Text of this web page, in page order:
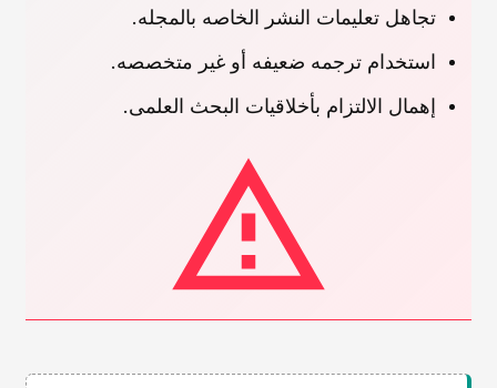
تجاهل تعلیمات النشر الخاصه بالمجله.
استخدام ترجمه ضعیفه أو غیر متخصصه.
إهمال الالتزام بأخلاقیات البحث العلمی.